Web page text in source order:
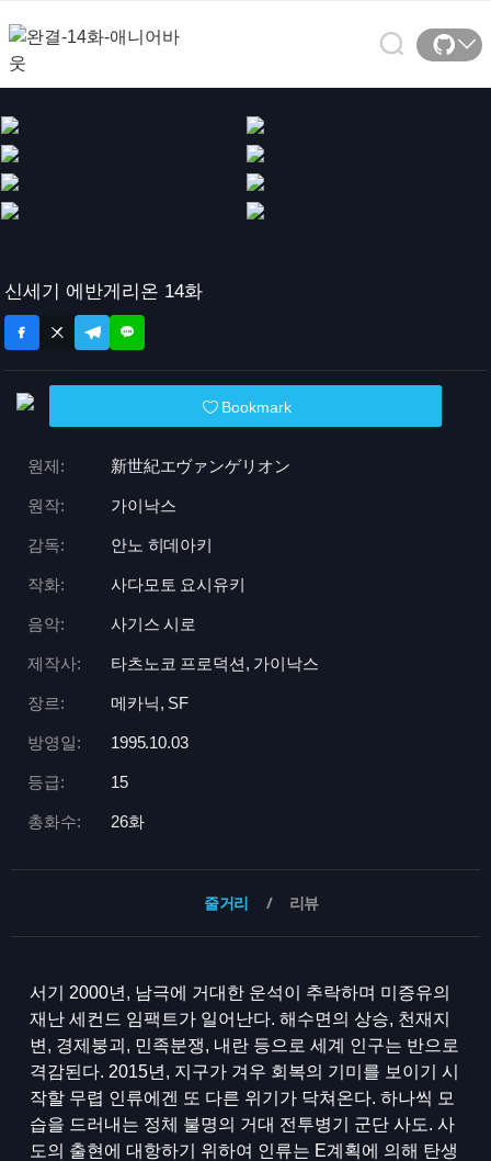
신세기 에반게리온 14화
Bookmark
원제: 新世紀エヴァンゲリオン
원작: 가이낙스
감독: 안노 히데아키
작화: 사다모토 요시유키
음악: 사기스 시로
제작사: 타츠노코 프로덕션, 가이낙스
장르: 메카닉, SF
방영일: 1995.10.03
등급: 15
총화수: 26화
줄거리 리뷰
서기 2000년, 남극에 거대한 운석이 추락하며 미증유의
재난 세컨드 임팩트가 일어난다. 해수면의 상승, 천재지
변, 경제붕괴, 민족분쟁, 내란 등으로 세계 인구는 반으로
격감된다. 2015년, 지구가 겨우 회복의 기미를 보이기 시
작할 무렵 인류에겐 또 다른 위기가 닥쳐온다. 하나씩 모
습을 드러내는 정체 불명의 거대 전투병기 군단 사도. 사
도의 출현에 대항하기 위하여 인류는 E계획에 의해 탄생